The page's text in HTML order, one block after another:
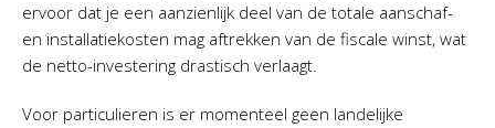
ervoor dat je een aanzienlijk deel van de totale aanschaf-
en installatiekosten mag aftrekken van de fiscale winst, wat
de netto-investering drastisch verlaagt.
Voor particulieren is er momenteel geen landelijke